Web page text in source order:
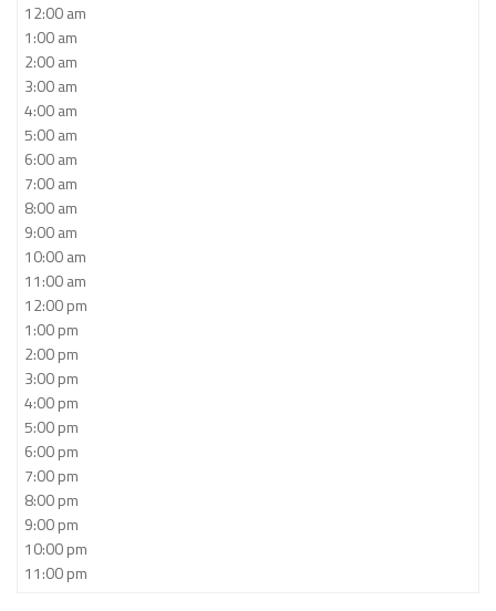
12:00 am
1:00 am
2:00 am
3:00 am
4:00 am
5:00 am
6:00 am
7:00 am
8:00 am
9:00 am
10:00 am
11:00 am
12:00 pm
1:00 pm
2:00 pm
3:00 pm
4:00 pm
5:00 pm
6:00 pm
7:00 pm
8:00 pm
9:00 pm
10:00 pm
11:00 pm